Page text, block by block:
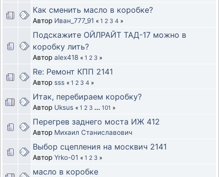
Как сменить масло в коробке?
Автор Иван_777_91 « 1 2 3 4 »
Подскажите ОЙЛРАЙТ ТАД-17 можно в
коробку лить?
Автор alex418 « 1 2 3 »
Re: Ремонт КПП 2141
Автор sss « 1 2 3 4 »
Итак, перебираем коробку?
Автор Uksus « 1 2 3 ... 101 »
Перегрев заднего моста ИЖ 412
Автор Михаил Станиславович
Выбор сцепления на москвич 2141
Автор Yrko-01 « 1 2 3 »
масло в коробке